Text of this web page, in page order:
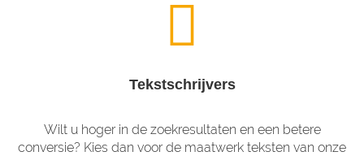
Tekstschrijvers
Wilt u hoger in de zoekresultaten en een betere
conversie? Kies dan voor de maatwerk teksten van onze